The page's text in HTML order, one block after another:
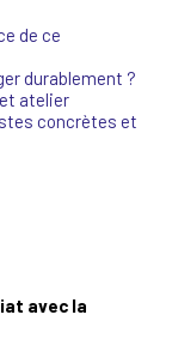
de ce
durablement ?
atelier
concrètes et
avec la